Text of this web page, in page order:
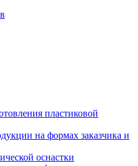
пластиковой
на формах заказчика и
оснастки